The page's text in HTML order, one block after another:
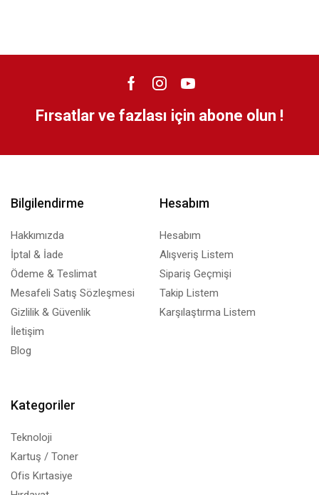
Fırsatlar ve fazlası için abone olun !
Bilgilendirme
Hakkımızda
İptal & İade
Ödeme & Teslimat
Mesafeli Satış Sözleşmesi
Gizlilik & Güvenlik
İletişim
Blog
Hesabım
Hesabım
Alışveriş Listem
Sipariş Geçmişi
Takip Listem
Karşılaştırma Listem
Kategoriler
Teknoloji
Kartuş / Toner
Ofis Kırtasiye